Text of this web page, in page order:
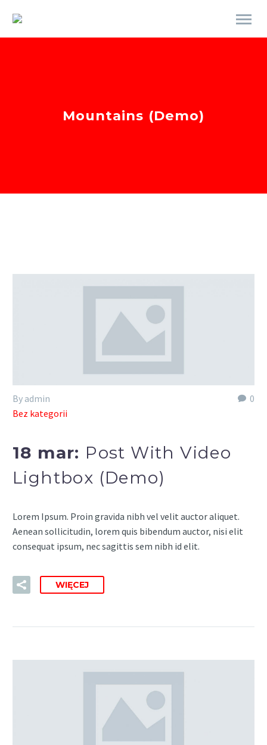
Mountains (Demo)
0
By admin
Bez kategorii
18 mar: Post With Video
Lightbox (Demo)
Lorem Ipsum. Proin gravida nibh vel velit auctor aliquet.
Aenean sollicitudin, lorem quis bibendum auctor, nisi elit
consequat ipsum, nec sagittis sem nibh id elit.
WIĘCEJ